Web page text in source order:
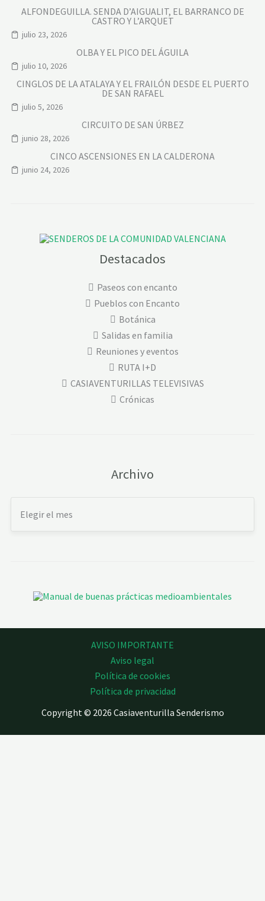
ALFONDEGUILLA. SENDA D’AIGUALIT, EL BARRANCO DE
CASTRO Y L’ARQUET
julio 23, 2026
OLBA Y EL PICO DEL ÁGUILA
julio 10, 2026
CINGLOS DE LA ATALAYA Y EL FRAILÓN DESDE EL PUERTO
DE SAN RAFAEL
julio 5, 2026
CIRCUITO DE SAN ÚRBEZ
junio 28, 2026
CINCO ASCENSIONES EN LA CALDERONA
junio 24, 2026
Destacados
Paseos con encanto
Pueblos con Encanto
Botánica
Salidas en familia
Reuniones y eventos
RUTA I+D
CASIAVENTURILLAS TELEVISIVAS
Crónicas
Archivo
AVISO IMPORTANTE
Aviso legal
Política de cookies
Política de privacidad
Copyright © 2026 Casiaventurilla Senderismo